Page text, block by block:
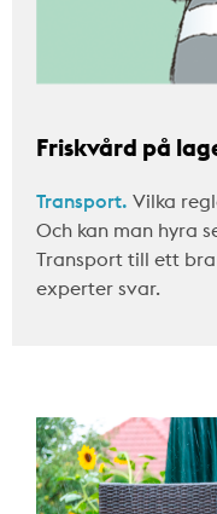
Friskvård på
Transport. Vilka
Och kan man hyra
Transport till ett
experter svar.